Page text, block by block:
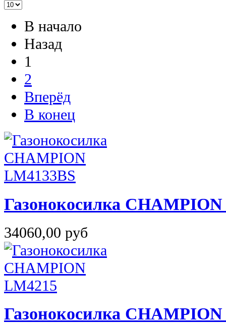
В начало
Назад
1
2
Вперёд
В конец
Газонокосилка
34060,00 руб
Газонокосилка